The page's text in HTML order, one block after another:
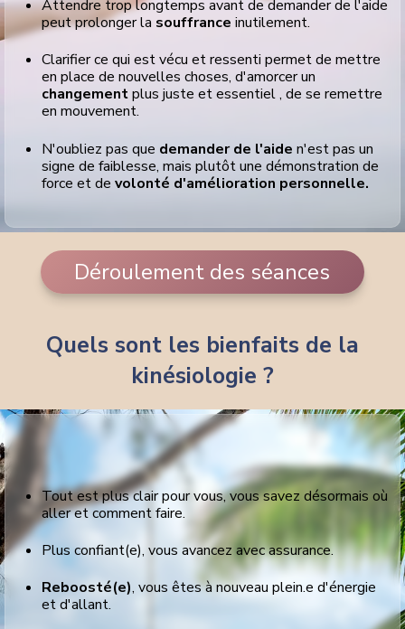
Attendre trop longtemps avant de demander de l'aide
peut prolonger la souffrance inutilement.
Clarifier ce qui est vécu et ressenti permet de mettre
en place de nouvelles choses, d'amorcer un
changementplus juste et essentiel , de se remettre
en mouvement.
N'oubliez pas que demander de l'aide n'est pas un
signe de faiblesse, mais plutôt une démonstration de
force et de volonté d'amélioration personnelle.
Déroulement des séances
Quels sont les bienfaits de la
kinésiologie ?
Tout est plus clair pour vous, vous savez désormais où
aller et comment faire.
Plus confiant(e), vous avancez avec assurance.
Reboosté(e), vous êtes à nouveau plein.e d'énergie
et d'allant.